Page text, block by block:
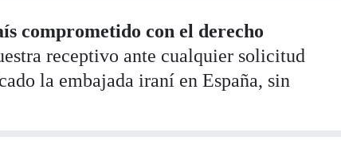
comprometido con el derecho
receptivo ante cualquier solicitud
la embajada iraní en España, sin